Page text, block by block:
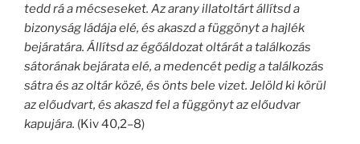
tedd rá a mécseseket. Az arany illatoltárt állítsd a
bizonyság ládája elé, és akaszd a függönyt a hajlék
bejáratára. Állítsd az égőáldozat oltárát a találkozás
sátorának bejárata elé, a medencét pedig a találkozás
sátra és az oltár közé, és önts bele vizet. Jelöld ki körül
az előudvart, és akaszd fel a függönyt az előudvar
kapujára. (Kiv 40,2–8)